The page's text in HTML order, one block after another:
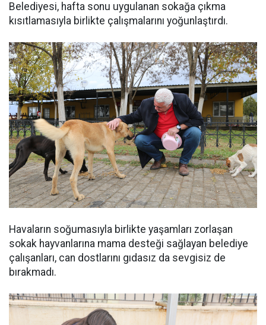
Belediyesi, hafta sonu uygulanan sokağa çıkma
kısıtlamasıyla birlikte çalışmalarını yoğunlaştırdı.
Havaların soğumasıyla birlikte yaşamları zorlaşan
sokak hayvanlarına mama desteği sağlayan belediye
çalışanları, can dostlarını gıdasız da sevgisiz de
bırakmadı.